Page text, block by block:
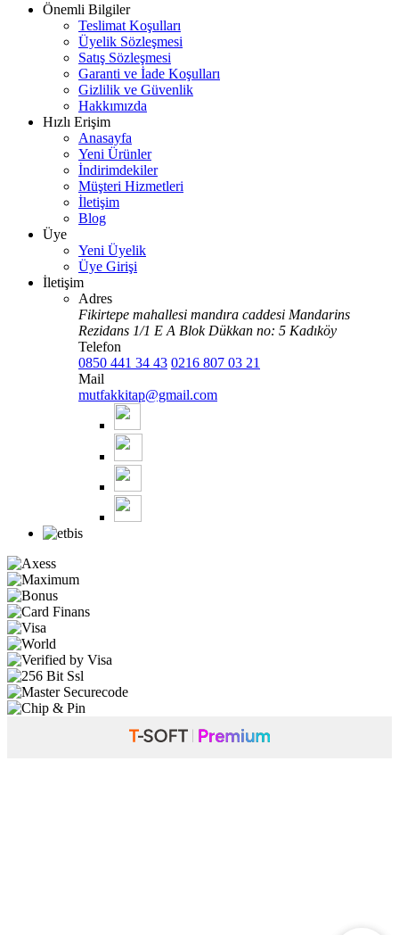
Önemli Bilgiler
Teslimat Koşulları
Üyelik Sözleşmesi
Satış Sözleşmesi
Garanti ve İade Koşulları
Gizlilik ve Güvenlik
Hakkımızda
Hızlı Erişim
Anasayfa
Yeni Ürünler
İndirimdekiler
Müşteri Hizmetleri
İletişim
Blog
Üye
Yeni Üyelik
Üye Girişi
İletişim
Adres
Fikirtepe mahallesi mandıra caddesi Mandarins
Rezidans 1/1 E A Blok Dükkan no: 5 Kadıköy
Telefon
0850 441 34 43 0216 807 03 21
Mail
mutfakkitap@gmail.com